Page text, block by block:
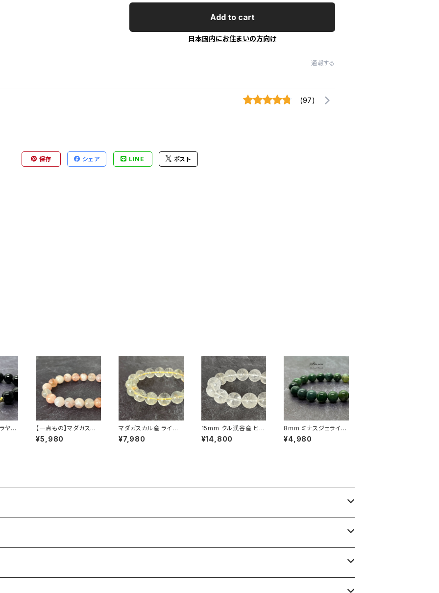
Add to cart
日本国内にお住まいの方向け
通報する
(97)
保存 シェア LINE ポスト
ヤ水
【一点もの】マダガスカ
ル産 チェリーブロッサム
アゲート（桜瑪瑙） 8m
¥5,980
マダガスカル産 ライモ
ナイト共生 13.5mm ガ
ーデンクォーツ ブレス
¥7,980
15mm クル渓谷産 ヒマ
ラヤ水晶 ブレスレット
微細な虹・ライモナイト
¥14,800
8mm ミナスジェライス
産モスアゲート（苔瑪
瑙）ブレスレット
¥4,980